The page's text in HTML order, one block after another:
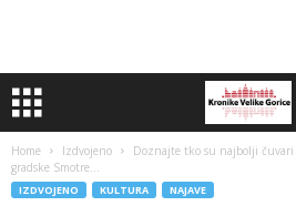
Home Izdvojeno
Doznajte tko su najbolji
gradske Smotre...
IZDVOJENO KULTURA NAJAVE